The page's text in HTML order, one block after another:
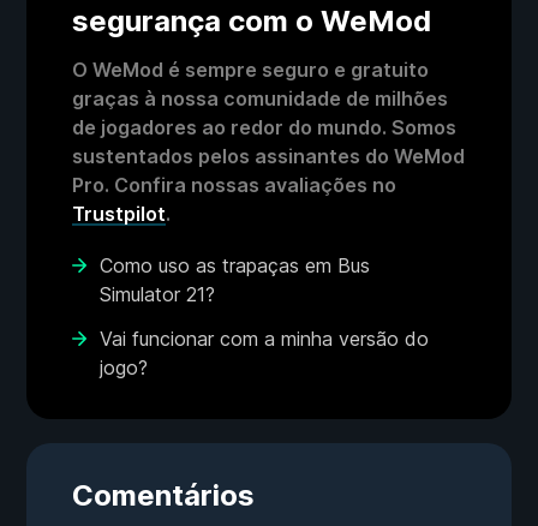
segurança com o WeMod
O WeMod é sempre seguro e gratuito
graças à nossa comunidade de milhões
de jogadores ao redor do mundo. Somos
sustentados pelos assinantes do WeMod
Pro. Confira nossas avaliações no
Trustpilot.
Como uso as trapaças em Bus
Simulator 21?
Vai funcionar com a minha versão do
jogo?
Comentários